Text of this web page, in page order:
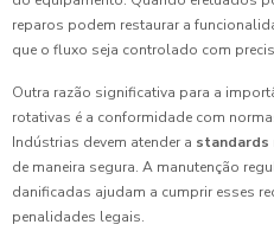
reparos podem restaurar a
que o fluxo seja controlado com
Outra razão significativa para a
rotativas é a conformidade com
Indústrias devem atender a standards
de maneira segura. A manutenção
danificadas ajudam a cumprir esses
penalidades legais.